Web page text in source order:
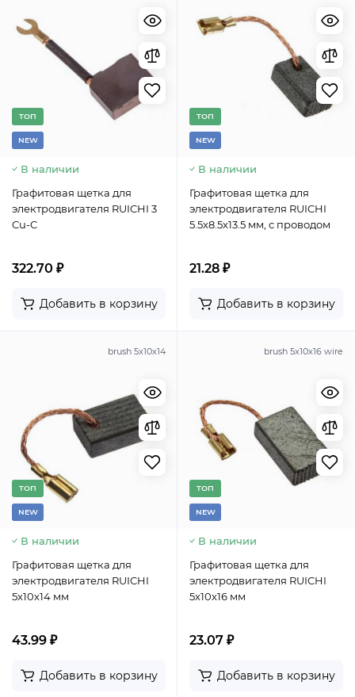
TОП
NEW
В наличии
Графитовая щетка для
электродвигателя RUICHI 3
Cu-C
322.70 ₽
Добавить в корзину
TОП
NEW
В наличии
Графитовая щетка для
электродвигателя RUICHI
5.5x8.5x13.5 мм, с проводом
21.28 ₽
Добавить в корзину
brush 5x10x14
TОП
NEW
В наличии
Графитовая щетка для
электродвигателя RUICHI
5x10x14 мм
43.99 ₽
Добавить в корзину
brush 5x10x16 wire
TОП
NEW
В наличии
Графитовая щетка для
электродвигателя RUICHI
5x10x16 мм
23.07 ₽
Добавить в корзину